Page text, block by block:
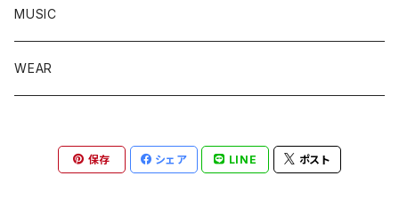
MUSIC
WEAR
保存 シェア LINE ポスト